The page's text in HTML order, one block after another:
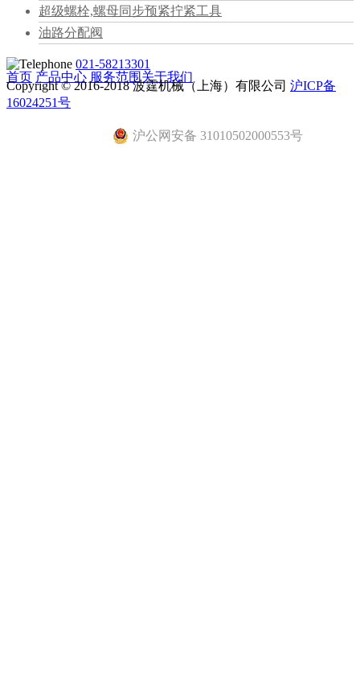
超级螺栓,螺母同步预紧拧紧工具
油路分配阀
021-58213301
首页 产品中心 服务范围关于我们
Copyright © 2016-2018 波霆机械（上海）有限公司 沪ICP备
16024251号
沪公网安备 31010502000553号